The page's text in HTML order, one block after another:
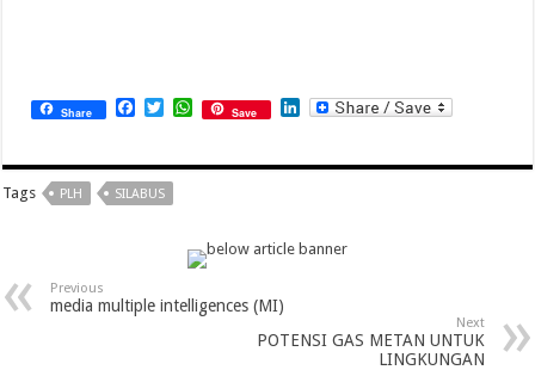
Share Facebook
TwitterWhatsApp
Save LinkedIn
Tags PLH SILABUS
Previous
media multiple intelligences (MI)
Next
POTENSI GAS METAN UNTUK
LINGKUNGAN